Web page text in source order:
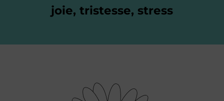
joie, tristesse, stress